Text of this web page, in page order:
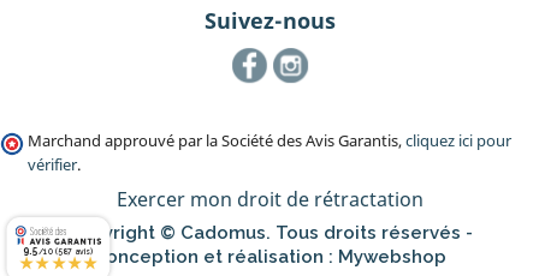
Suivez-nous
FacebookInstagram
Marchand approuvé par la Société des Avis Garantis,cliquez ici pour
vérifier.
Exercer mon droit de rétractation
Copyright © Cadomus. Tous droits réservés -
Conception et réalisation : Mywebshop
9.5/10 (587 avis)
★★★★★